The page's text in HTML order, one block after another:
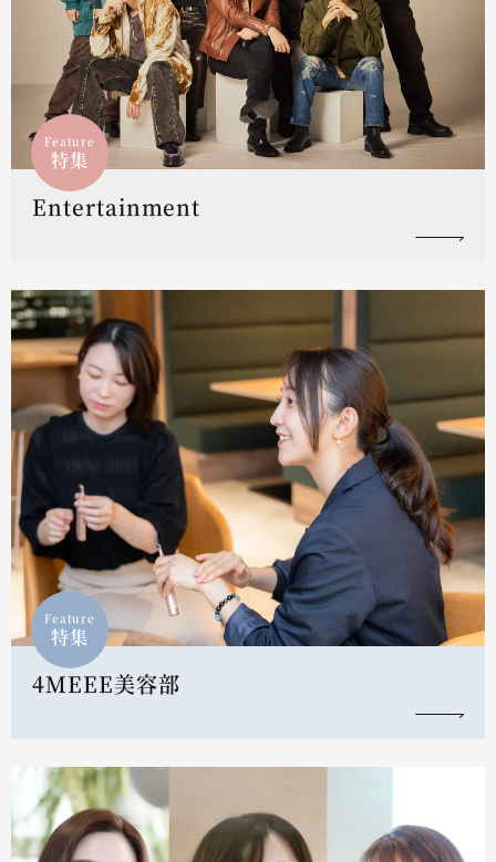
Feature
特集
Entertainment
Feature
特集
4MEEE美容部